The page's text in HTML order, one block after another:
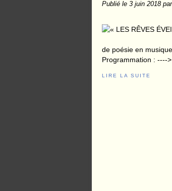
Publié le 3 juin 2018
de poésie en
Programmation : ----
LIRE LA SUITE